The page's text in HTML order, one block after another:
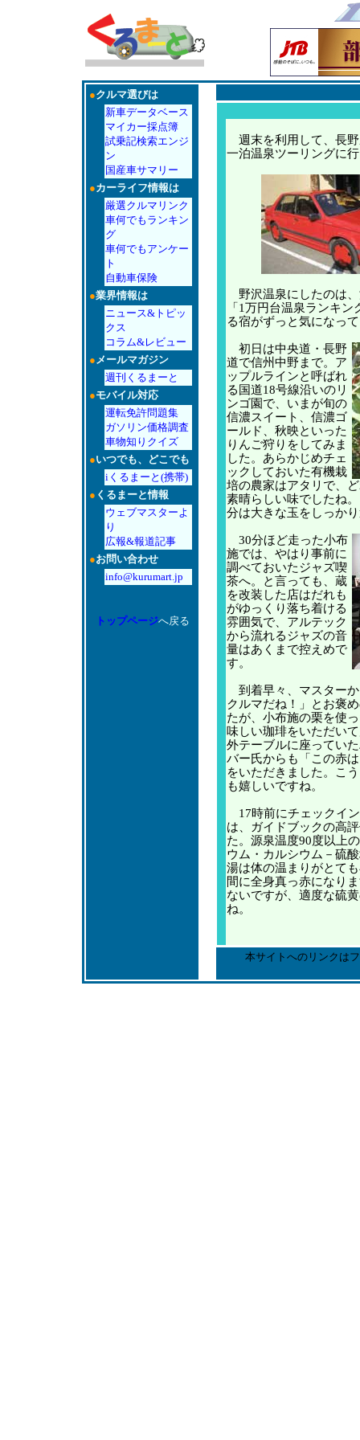
●クルマ選びは
新車データベース
マイカー採点簿
試乗記検索エンジ
ン
国産車サマリー
●カーライフ情報は
厳選クルマリンク
車何でもランキン
グ
車何でもアンケー
ト
自動車保険
●業界情報は
ニュース&トピッ
クス
コラム&レビュー
●メールマガジン
週刊くるまーと
●モバイル対応
運転免許問題集
ガソリン価格調査
車物知りクイズ
●いつでも、どこでも
iくるまーと(携帯)
● くるまーと情報
ウェブマスターよ
り
広報&報道記事
●お問い合わせ
info@kurumart.jp
トップページへ戻る
週末を利用して、長
一泊温泉ツーリングに
野沢温泉にしたのは
「1万円台温泉ランキ
る宿がずっと気になっ
初日は中央道・長野
道で信州中野まで。ア
ップルラインと呼ばれ
る国道18号線沿いのリ
ンゴ園で、いまが旬の
信濃スイート、信濃ゴ
ールド、秋映といった
りんご狩りをしてみま
した。あらかじめチェ
ックしておいた有機栽
培の農家はアタリで、
素晴らしい味でしたね
分は大きな玉をしっか
30分ほど走った小布
施では、やはり事前に
調べておいたジャズ喫
茶へ。と言っても、蔵
を改装した店はだれも
がゆっくり落ち着ける
雰囲気で、アルテック
から流れるジャズの音
量はあくまで控えめで
す。
到着早々、マスター
クルマだね！」とお褒
たが、小布施の栗を使
味しい珈琲をいただい
外テーブルに座ってい
バー氏からも「この赤
をいただきました。こ
も嬉しいですね。
17時前にチェックイ
は、ガイドブックの高
た。源泉温度90度以上
ウム・カルシウム－硫
湯は体の温まりがとて
間に全身真っ赤になり
ないですが、適度な硫
ね。
本サイトへのリンクは